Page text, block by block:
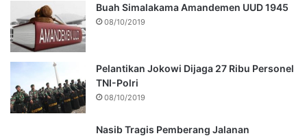
Buah Simalakama Amandemen UUD 1945
08/10/2019
Pelantikan Jokowi Dijaga 27 Ribu Personel
TNI-Polri
08/10/2019
Nasib Tragis Pemberang Jalanan